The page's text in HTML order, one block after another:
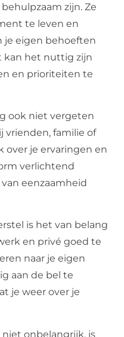
zijn. Ze
te leven en
je eigen behoeften
kan het nuttig zijn
en prioriteiten te
ook niet vergeten
vrienden, familie of
over je ervaringen en
verlichtend
eenzaamheid
is het van belang
en privé goed te
naar je eigen
aan de bel te
je weer over je
niet onbelangrijk, is